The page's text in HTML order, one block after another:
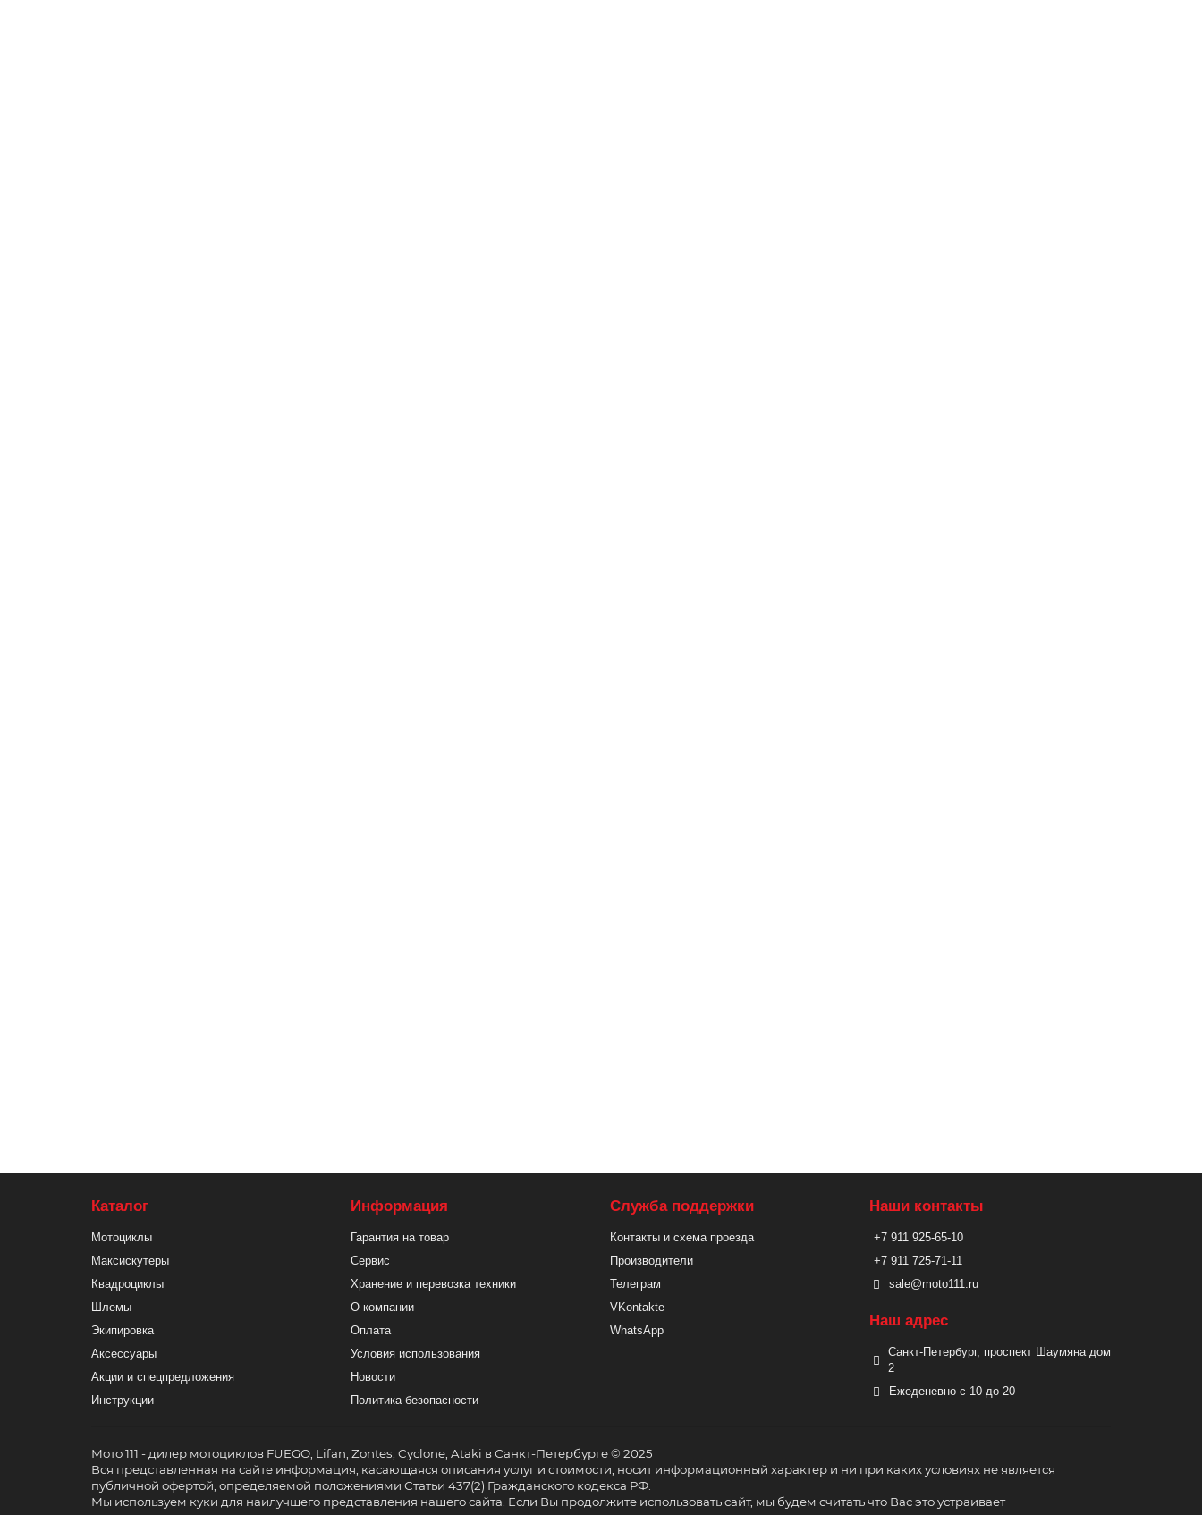
Каталог
Мотоциклы
Максискутеры
Квадроциклы
Шлемы
Экипировка
Аксессуары
Акции и спецпредложения
Инструкции
Информация
Гарантия на товар
Сервис
Хранение и перевозка техники
О компании
Оплата
Условия использования
Новости
Политика безопасности
Служба поддержки
Контакты и схема проезда
Производители
Телеграм
VKontakte
WhatsApp
Наши контакты
+7 911 925-65-10
+7 911 725-71-11
sale@moto111.ru
Наш адрес
Санкт-Петербург, проспект Шаумяна дом
2
Ежеденевно с 10 до 20
Мото 111 - дилер мотоциклов FUEGO, Lifan, Zontes, Cyclone, Ataki в Санкт-Петербурге © 2025
Вся представленная на сайте информация, касающаяся описания услуг и стоимости, носит информационный характер и ни при каких условиях не является
публичной офертой, определяемой положениями Статьи 437(2) Гражданского кодекса РФ.
Мы используем куки для наилучшего представления нашего сайта. Если Вы продолжите использовать сайт, мы будем считать что Вас это устраивает